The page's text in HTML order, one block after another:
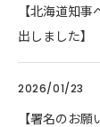
【北海道知
出しました】
2026/01/23
【署名のお